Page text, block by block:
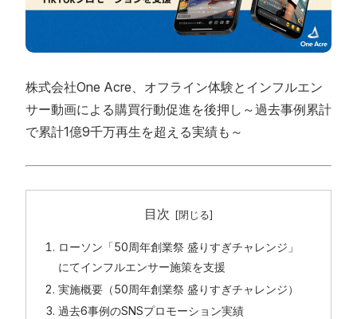
株式会社One Acre、オフライン体験とインフルエン
サー動画による購買行動促進を後押し～過去事例累計
で累計1億9千万再生を超える実績も～
目次
ローソン「50周年創業祭 盛りすぎチャレンジ」
にてインフルエンサー施策を支援
実施概要（50周年創業祭 盛りすぎチャレンジ）
過去6事例のSNSプロモーション実績